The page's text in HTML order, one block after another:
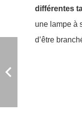
différentes
une lampe à
d’être